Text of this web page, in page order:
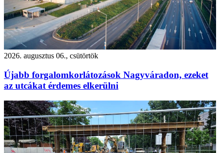
2026. augusztus 06., csütörtök
Újabb forgalomkorlátozások Nagyváradon, ezeket
az utcákat érdemes elkerülni